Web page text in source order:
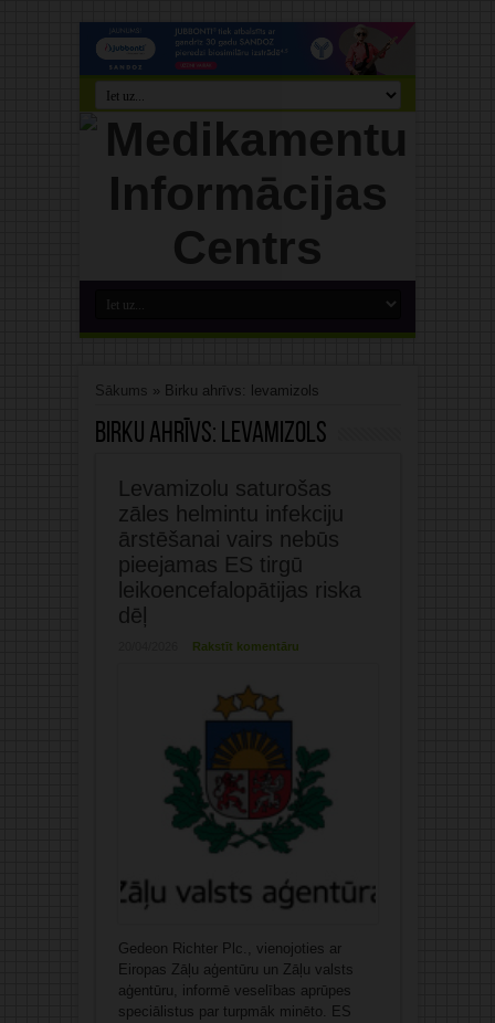
Sākums » Birku ahrīvs: levamizols
Birku ahrīvs: levamizols
Levamizolu saturošas
zāles helmintu infekciju
ārstēšanai vairs nebūs
pieejamas ES tirgū
leikoencefalopātijas riska
dēļ
Rakstīt komentāru
Gedeon Richter Plc., vienojoties ar
Eiropas Zāļu aģentūru un Zāļu valsts
aģentūru, informē veselības aprūpes
speciālistus par turpmāk minēto. ES